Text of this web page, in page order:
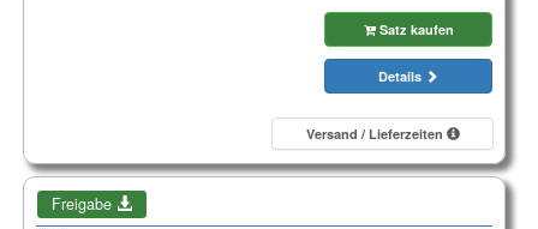
Satz kaufen
Details
Versand / Lieferzeiten
Freigabe